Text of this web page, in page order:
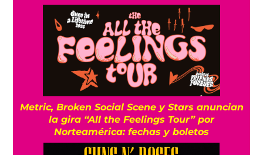
Metric, Broken Social Scene y Stars anuncian
la gira “All the Feelings Tour” por
Norteamérica: fechas y boletos